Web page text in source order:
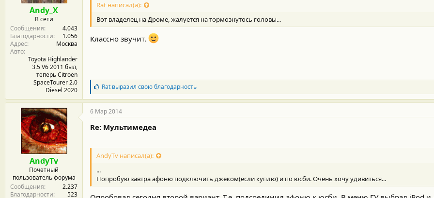
Andy_X
В сети
Сообщения
4.043
Благодарности
1.056
Адрес
Москва
Авто
Toyota Highlander
3.5 V6 2011 был,
теперь Citroen
SpaceTourer 2.0
Diesel 2020
Rat написал(а):
Вот владелец на Дроме, жалуется на тормознутось головы...
Классно звучит.
Б
л
а
г
о
д
а
н
о
и
:
Ratвыразил свою благодарность
AndyTv
Почетный
пользователь форума
Сообщения
2.237
Благодарности
523
6 Мар 2014
Re: Мультимедеа
AndyTv написал(а):
...
Попробую завтра афоню подключить джеком(если куплю) и по юсби. Очень хочу удивиться...